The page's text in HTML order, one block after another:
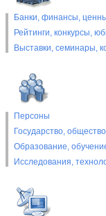
Банки, финансы,
Рейтинги, конкурсы,
Выставки, cеминары,
Персоны
Государство,
Образование,
Исследования,